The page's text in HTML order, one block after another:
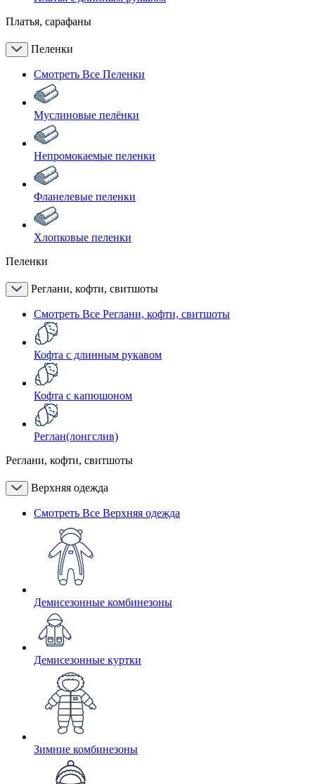
Платья, сарафаны
Пеленки
Смотреть Все Пеленки
Муслиновые пелёнки
Непромокаемые пеленки
Фланелевые пеленки
Хлопковые пеленки
Пеленки
Реглани, кофти, свитшоты
Смотреть Все Реглани, кофти, свитшоты
Кофта с длинным рукавом
Кофта с капюшоном
Реглан(лонгслив)
Реглани, кофти, свитшоты
Верхняя одежда
Смотреть Все Верхняя одежда
Демисезонные комбинезоны
Демисезонные куртки
Зимние комбинезоны